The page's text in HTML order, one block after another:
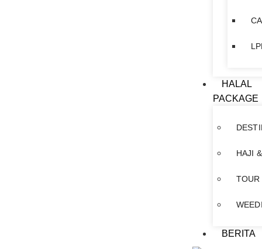
HALAL
PACKAGE
HAJI
TOUR
BERITA